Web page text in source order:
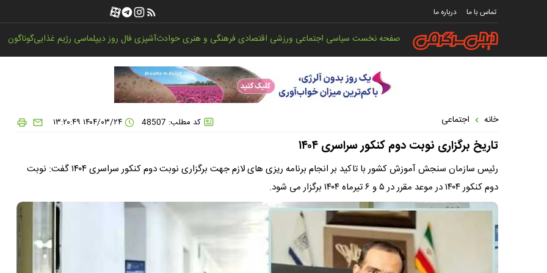
تماس با ما درباره ما
صفحه نخستسیاسی اجتماعی ورزشی اقتصادیفرهنگی و هنریحوادثآشپزیفال روزدیپلماسی رژیم غذاییگوناگون
خانه اجتماعی کد مطلب: 48507 ۱۴۰۴/۰۳/۲۴ ۱۳:۲۰:۴۹
تاریخ برگزاری نوبت دوم کنکور سراسری ۱۴۰۴
رئیس سازمان سنجش آموزش کشور با تاکید بر انجام برنامه ریزی های لازم جهت برگزاری نوبت دوم کنکور سراسری ۱۴۰۴ گفت: نوبت
دوم کنکور ۱۴۰۴ در موعد مقرر در ۵ و ۶ تیرماه ۱۴۰۴ برگزار می شود.